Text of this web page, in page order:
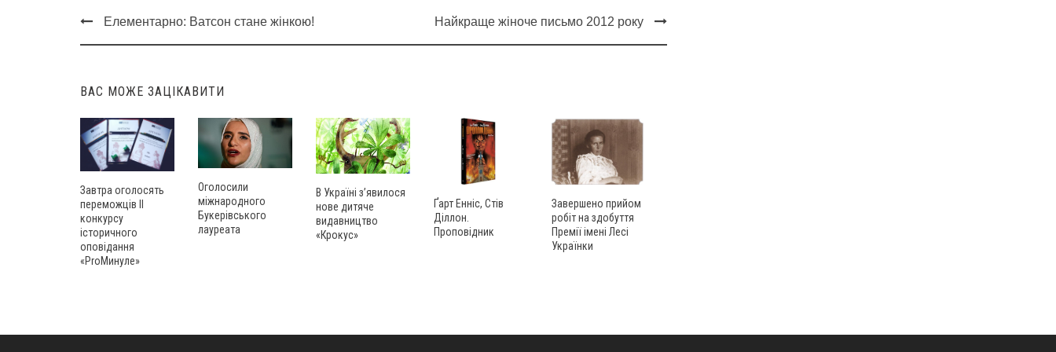
Post
Елементарно: Ватсон стане жінкою! Найкраще жіноче письмо 2012 року
ВАС МОЖЕ ЗАЦІКАВИТИ
Завтра оголосять
переможців ІІ
конкурсу
історичного
оповідання
«ProМинуле»
Оголосили
міжнародного
Букерівського
лауреата
В Україні з’явилося
нове дитяче
видавництво
«Крокус»
Ґарт Енніс, Стів
Діллон.
Проповідник
Завершено прийом
робіт на здобуття
Премії імені Лесі
Українки